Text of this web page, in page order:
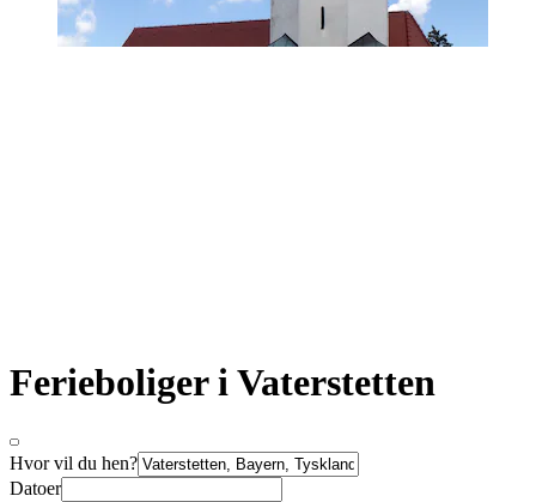
Ferieboliger i Vaterstetten
Hvor vil du hen?
Datoer